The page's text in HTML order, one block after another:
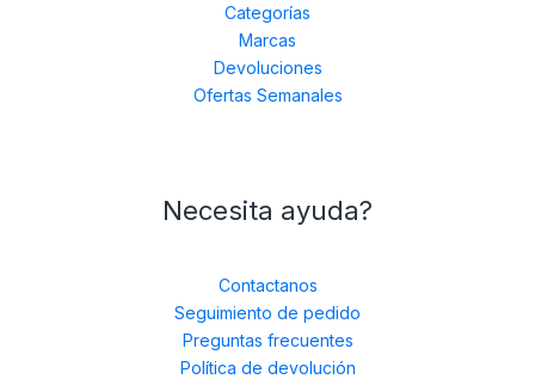
Categorías
Marcas
Devoluciones
Ofertas Semanales
Necesita ayuda?
Contactanos
Seguimiento de pedido
Preguntas frecuentes
Política de devolución